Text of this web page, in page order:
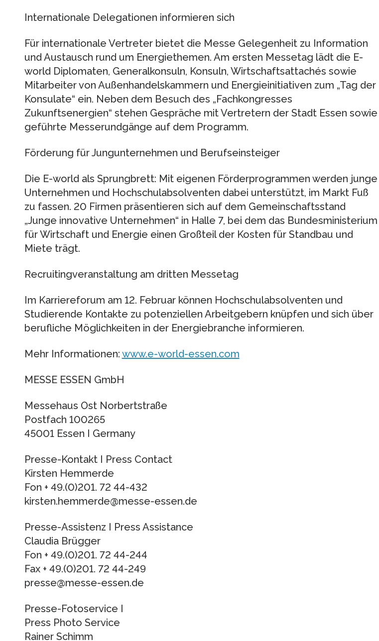
Internationale Delegationen informieren sich
Für internationale Vertreter bietet die Messe Gelegenheit zu Information
und Austausch rund um Energiethemen. Am ersten Messetag lädt die E-
world Diplomaten, Generalkonsuln, Konsuln, Wirtschaftsattachés sowie
Mitarbeiter von Außenhandelskammern und Energieinitiativen zum „Tag der
Konsulate“ ein. Neben dem Besuch des „Fachkongresses
Zukunftsenergien“ stehen Gespräche mit Vertretern der Stadt Essen sowie
geführte Messerundgänge auf dem Programm.
Förderung für Jungunternehmen und Berufseinsteiger
Die E-world als Sprungbrett: Mit eigenen Förderprogrammen werden junge
Unternehmen und Hochschulabsolventen dabei unterstützt, im Markt Fuß
zu fassen. 20 Firmen präsentieren sich auf dem Gemeinschaftsstand
„Junge innovative Unternehmen“ in Halle 7, bei dem das Bundesministerium
für Wirtschaft und Energie einen Großteil der Kosten für Standbau und
Miete trägt.
Recruitingveranstaltung am dritten Messetag
Im Karriereforum am 12. Februar können Hochschulabsolventen und
Studierende Kontakte zu potenziellen Arbeitgebern knüpfen und sich über
berufliche Möglichkeiten in der Energiebranche informieren.
Mehr Informationen: www.e-world-essen.com
MESSE ESSEN GmbH
Messehaus Ost Norbertstraße
Postfach 100265
45001 Essen I Germany
Presse-Kontakt I Press Contact
Kirsten Hemmerde
Fon + 49.(0)201. 72 44-432
kirsten.hemmerde@messe-essen.de
Presse-Assistenz I Press Assistance
Claudia Brügger
Fon + 49.(0)201. 72 44-244
Fax + 49.(0)201. 72 44-249
presse@messe-essen.de
Presse-Fotoservice I
Press Photo Service
Rainer Schimm